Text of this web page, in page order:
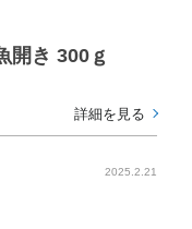
開き 300ｇ
詳細を見る
2025.2.21